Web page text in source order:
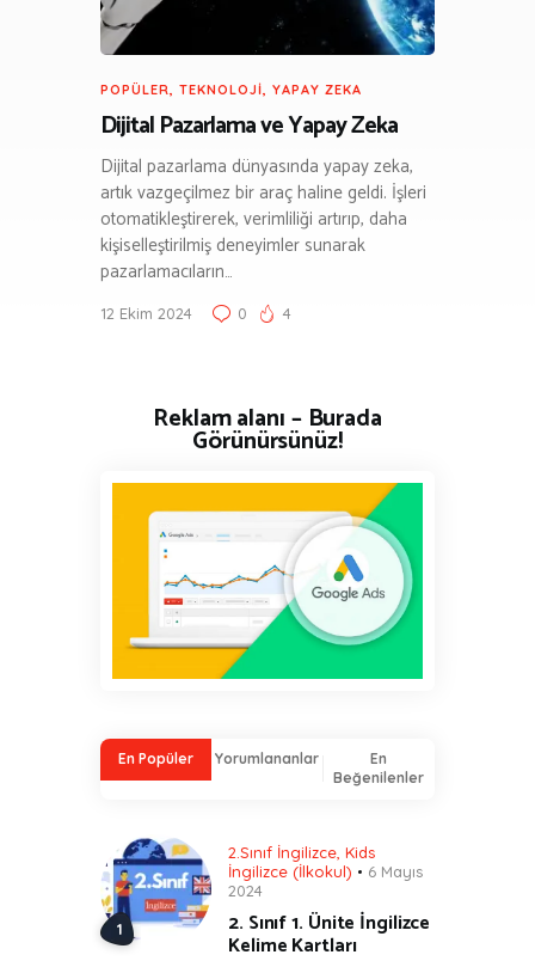
POPÜLER, TEKNOLOJI, YAPAY ZEKA
Dijital Pazarlama ve Yapay Zeka
Dijital pazarlama dünyasında yapay zeka,
artık vazgeçilmez bir araç haline geldi. İşleri
otomatikleştirerek, verimliliği artırıp, daha
kişiselleştirilmiş deneyimler sunarak
pazarlamacıların…
12 Ekim 2024 0 4
Reklam alanı – Burada
Görünürsünüz!
En Popüler Yorumlananlar
En
Beğenilenler
2.Sınıf İngilizce Kids
İngilizce (İlkokul)
6 Mayıs
2024
2. Sınıf 1. Ünite İngilizce
Kelime Kartları